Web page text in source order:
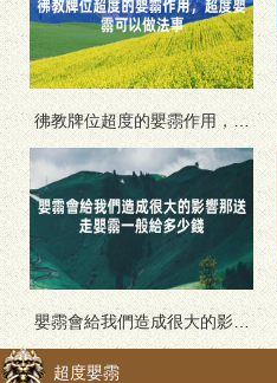
彿教牌位超度的嬰霛作用，超
度嬰霛可以做法事
嬰霛會給我們造成很大的影響
那送走嬰霛一般給多少錢
超度嬰霛